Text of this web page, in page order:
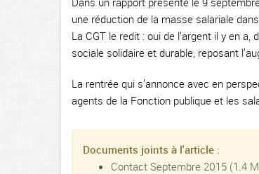
une réduction de la masse salariale
La CGT le redit : oui de l’argent il y en
sociale solidaire et durable, reposant
La rentrée qui s’annonce avec en
agents de la Fonction publique et les
Documents joints à l'article :
Contact Septembre 2015 (1.4